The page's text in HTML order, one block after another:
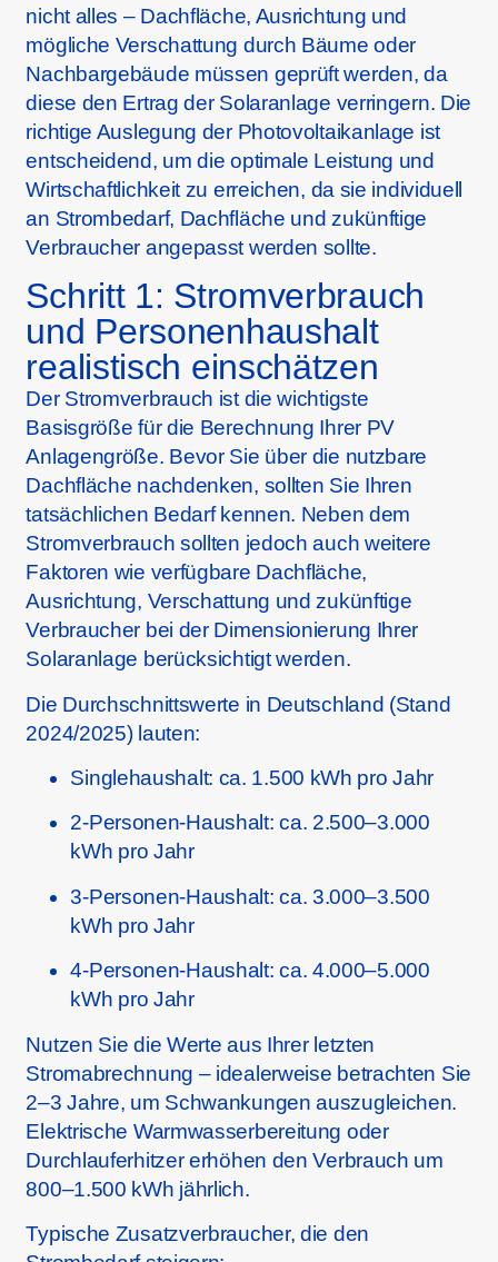
nicht alles – Dachfläche, Ausrichtung und
mögliche Verschattung durch Bäume oder
Nachbargebäude müssen geprüft werden, da
diese den Ertrag der Solaranlage verringern. Die
richtige Auslegung der Photovoltaikanlage ist
entscheidend, um die optimale Leistung und
Wirtschaftlichkeit zu erreichen, da sie individuell
an Strombedarf, Dachfläche und zukünftige
Verbraucher angepasst werden sollte.
Schritt 1: Stromverbrauch
und Personenhaushalt
realistisch einschätzen
Der Stromverbrauch ist die wichtigste
Basisgröße für die Berechnung Ihrer PV
Anlagengröße. Bevor Sie über die nutzbare
Dachfläche nachdenken, sollten Sie Ihren
tatsächlichen Bedarf kennen. Neben dem
Stromverbrauch sollten jedoch auch weitere
Faktoren wie verfügbare Dachfläche,
Ausrichtung, Verschattung und zukünftige
Verbraucher bei der Dimensionierung Ihrer
Solaranlage berücksichtigt werden.
Die Durchschnittswerte in Deutschland (Stand
2024/2025) lauten:
Singlehaushalt: ca. 1.500 kWh pro Jahr
2-Personen-Haushalt: ca. 2.500–3.000
kWh pro Jahr
3-Personen-Haushalt: ca. 3.000–3.500
kWh pro Jahr
4-Personen-Haushalt: ca. 4.000–5.000
kWh pro Jahr
Nutzen Sie die Werte aus Ihrer letzten
Stromabrechnung – idealerweise betrachten Sie
2–3 Jahre, um Schwankungen auszugleichen.
Elektrische Warmwasserbereitung oder
Durchlauferhitzer erhöhen den Verbrauch um
800–1.500 kWh jährlich.
Typische Zusatzverbraucher, die den